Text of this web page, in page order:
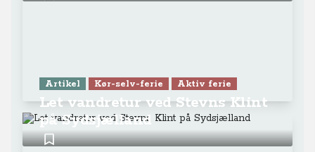
Artikel Kør-selv-ferie Aktiv ferie
Let vandretur ved Stevns Klint
på Sydsjælland